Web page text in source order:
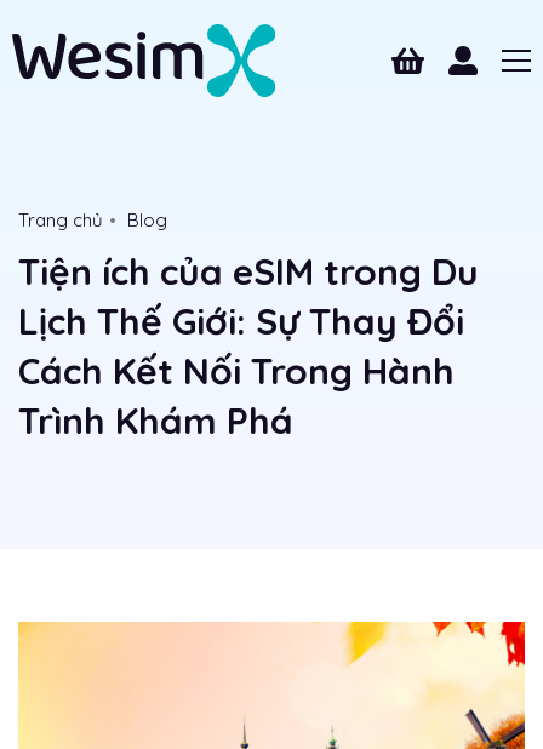
Trang chủ Blog
Tiện ích của eSIM trong Du
Lịch Thế Giới: Sự Thay Đổi
Cách Kết Nối Trong Hành
Trình Khám Phá